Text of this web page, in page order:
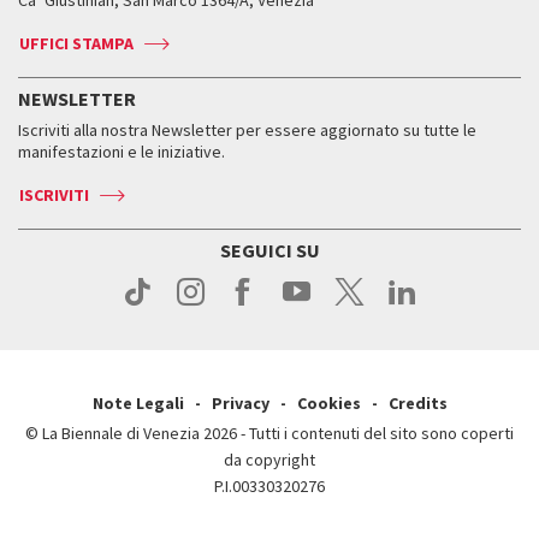
Press
Accrediti
Come raggiungerci
Biglietti
Accrediti
Come raggiungerci
Contatti
Press
Press
Leone d’argento
Edizioni passate
Orari e sedi
Biglietti
Servizi al pubblico
Come raggiungerci
Contatti
ASAC DATI
Storia
Orari e sedi
UFFICI STAMPA
NEWSLETTER
Iscriviti alla nostra Newsletter per essere aggiornato su tutte le
manifestazioni e le iniziative.
ISCRIVITI
SEGUICI SU
Note Legali Privacy Cookies
Credits
© La Biennale di Venezia 2026 - Tutti i contenuti del sito sono coperti
da copyright
P.I.00330320276